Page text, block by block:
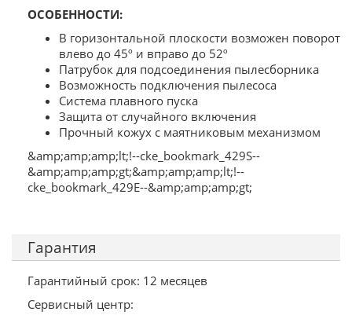
ОСОБЕННОСТИ:
В горизонтальной плоскости возможен поворот
влево до 45º и вправо до 52º
Патрубок для подсоединения пылесборника
Возможность подключения пылесоса
Система плавного пуска
Защита от случайного включения
Прочный кожух с маятниковым механизмом
&amp;amp;amp;lt;!--cke_bookmark_429S--
&amp;amp;amp;gt;&amp;amp;amp;lt;!--
cke_bookmark_429E--&amp;amp;amp;gt;
Гарантия
Гарантийный срок: 12 месяцев
Сервисный центр: